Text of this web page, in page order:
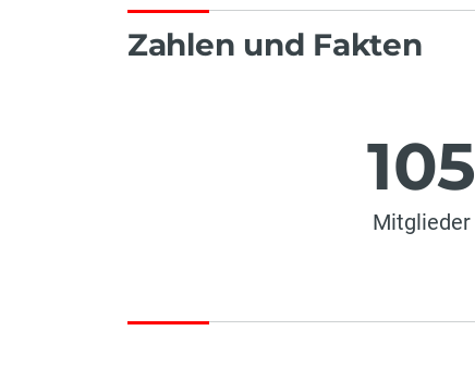
Zahlen und Fakten
105
Mitglieder